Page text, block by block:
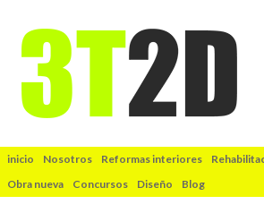
inicio Nosotros Reformas interiores
Obra nueva
Concursos Diseño Blog